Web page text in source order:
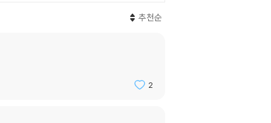
추천순
2